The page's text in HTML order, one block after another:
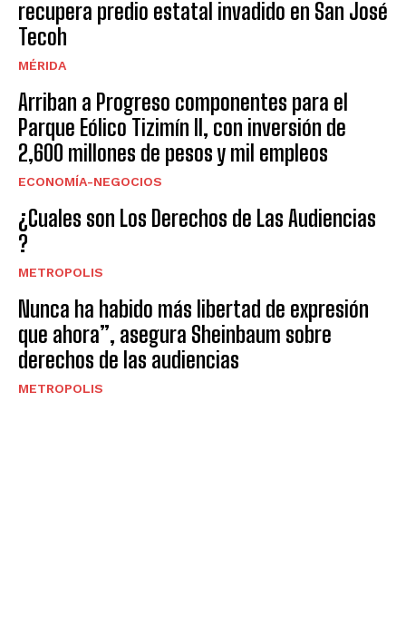
recupera predio estatal invadido en San José
Tecoh
MÉRIDA
Arriban a Progreso componentes para el
Parque Eólico Tizimín II, con inversión de
2,600 millones de pesos y mil empleos
ECONOMÍA-NEGOCIOS
¿Cuales son Los Derechos de Las Audiencias
?
METROPOLIS
Nunca ha habido más libertad de expresión
que ahora”, asegura Sheinbaum sobre
derechos de las audiencias
METROPOLIS